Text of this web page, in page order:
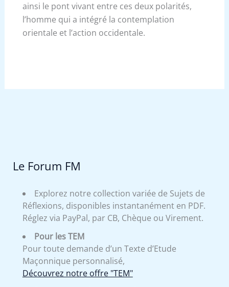
ainsi le pont vivant entre ces deux polarités,
l’homme qui a intégré la contemplation
orientale et l’action occidentale.
Le Forum FM
Explorez notre collection variée de Sujets de
Réflexions, disponibles instantanément en PDF.
Réglez via PayPal, par CB, Chèque ou Virement.
Pour les TEM
Pour toute demande d’un Texte d’Etude
Maçonnique personnalisé,
Découvrez notre offre "TEM"